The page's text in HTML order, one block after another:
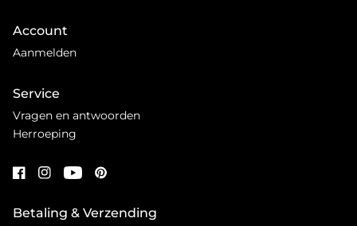
Account
Aanmelden
Service
Vragen en antwoorden
Herroeping
Betaling & Verzending